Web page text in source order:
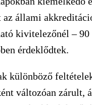
állami
kivitelezőnél –
érdeklődtek.
különböző
változóan zárult,